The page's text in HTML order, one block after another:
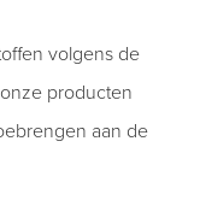
volgens de
producten
aan de